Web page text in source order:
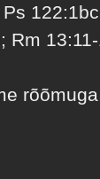
Rm